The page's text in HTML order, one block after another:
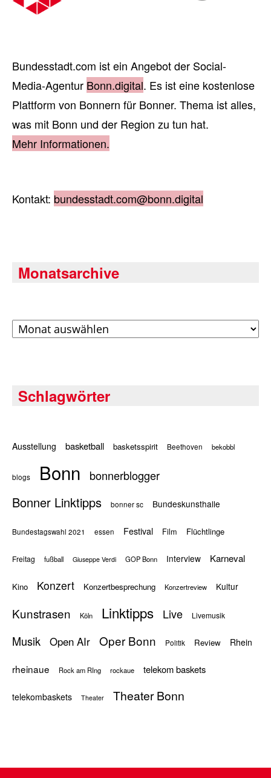
Bundesstadt.com ist ein Angebot der Social-
Media-Agentur Bonn.digital. Es ist eine kostenlose
Plattform von Bonnern für Bonner. Thema ist alles,
was mit Bonn und der Region zu tun hat.
Mehr Informationen.
Kontakt: bundesstadt.com@bonn.digital
Monatsarchive
Archiv
Schlagwörter
Ausstellung basketball basketsspirit Beethoven bekobbl
blogs Bonn bonnerblogger
Bonner Linktipps bonner sc Bundeskunsthalle
Bundestagswahl 2021 essen Festival Film Flüchtlinge
Freitag fußball Giuseppe Verdi GOP Bonn Interview Karneval
Kino Konzert Konzertbesprechung Konzertreview Kultur
Kunstrasen Köln Linktipps Live Livemusik
Musik Open AIr Oper Bonn Politik Review Rhein
rheinaue Rock am RIng rockaue telekom baskets
telekombaskets Theater Theater Bonn